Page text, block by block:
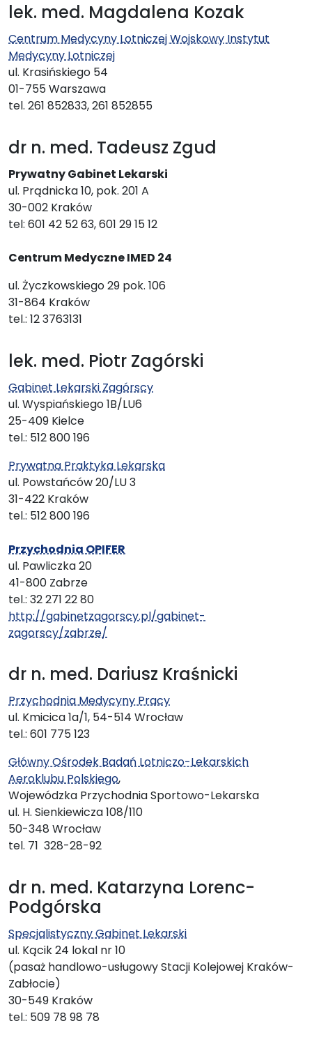
lek. med. Magdalena Kozak
Centrum Medycyny Lotniczej Wojskowy Instytut
Medycyny Lotniczej
ul. Krasińskiego 54
01-755 Warszawa
tel. 261 852833, 261 852855
dr n. med. Tadeusz Zgud
Prywatny Gabinet Lekarski
ul. Prądnicka 10, pok. 201 A
30-002 Kraków
tel: 601 42 52 63, 601 29 15 12
Centrum Medyczne IMED 24
ul. Życzkowskiego 29 pok. 106
31-864 Kraków
tel.: 12 3763131
lek. med. Piotr Zagórski
Gabinet Lekarski Zagórscy
ul. Wyspiańskiego 1B/LU6
25-409 Kielce
tel.: 512 800 196
Prywatna Praktyka Lekarska
ul. Powstańców 20/LU 3
31-422 Kraków
tel.: 512 800 196
Przychodnia OPIFER
ul. Pawliczka 20
41-800 Zabrze
tel.: 32 271 22 80
http://gabinetzagorscy.pl/gabinet-
zagorscy/zabrze/
dr n. med. Dariusz Kraśnicki
Przychodnia Medycyny Pracy
ul. Kmicica 1a/1, 54-514 Wrocław
tel.: 601 775 123
Główny Ośrodek Badań Lotniczo-Lekarskich
Aeroklubu Polskiego,
Wojewódzka Przychodnia Sportowo-Lekarska
ul. H. Sienkiewicza 108/110
50-348 Wrocław
tel. 71 328-28-92
dr n. med. Katarzyna Lorenc-
Podgórska
Specjalistyczny Gabinet Lekarski
ul. Kącik 24 lokal nr 10
(pasaż handlowo-usługowy Stacji Kolejowej Kraków-
Zabłocie)
30-549 Kraków
tel.: 509 78 98 78